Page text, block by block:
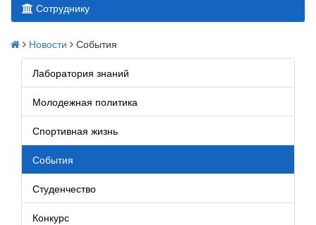
Сотруднику
Новости События
Лаборатория знаний
Молодежная политика
Спортивная жизнь
События
Студенчество
Конкурс